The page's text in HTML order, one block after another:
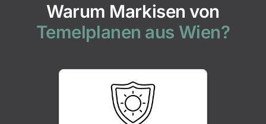
Warum Markisen von
Temelplanen aus Wien?